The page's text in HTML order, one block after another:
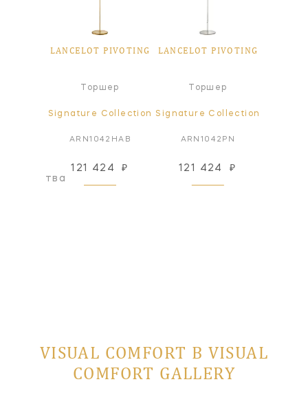
LANCELOT PIVOTING
Торшер
Signature Collection
ARN1042HAB
121 424 ₽
LANCELOT PIVOTING
Торшер
Signature Collection
ARN1042PN
121 424 ₽
VISUAL COMFORT В VISUAL
COMFORT GALLERY